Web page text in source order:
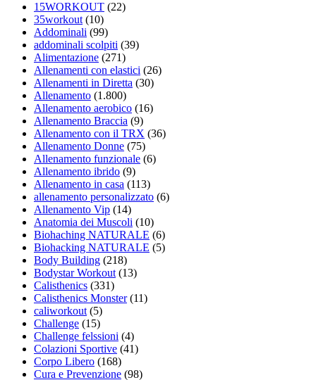
15WORKOUT (22)
35workout(10)
Addominali (99)
addominali scolpiti (39)
Alimentazione (271)
Allenamenti con elastici (26)
Allenamenti in Diretta (30)
Allenamento (1.800)
Allenamento aerobico (16)
Allenamento Braccia (9)
Allenamento con il TRX (36)
Allenamento Donne (75)
Allenamento funzionale (6)
Allenamento ibrido (9)
Allenamento in casa (113)
allenamento personalizzato (6)
Allenamento Vip (14)
Anatomia dei Muscoli (10)
Biohaching NATURALE (6)
Biohacking NATURALE (5)
Body Building (218)
Bodystar Workout(13)
Calisthenics (331)
Calisthenics Monster(11)
caliworkout(5)
Challenge (15)
Challenge felssioni (4)
Colazioni Sportive (41)
Corpo Libero (168)
Cura e Prevenzione (98)